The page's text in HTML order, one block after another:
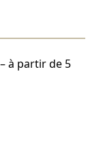
à partir de 5